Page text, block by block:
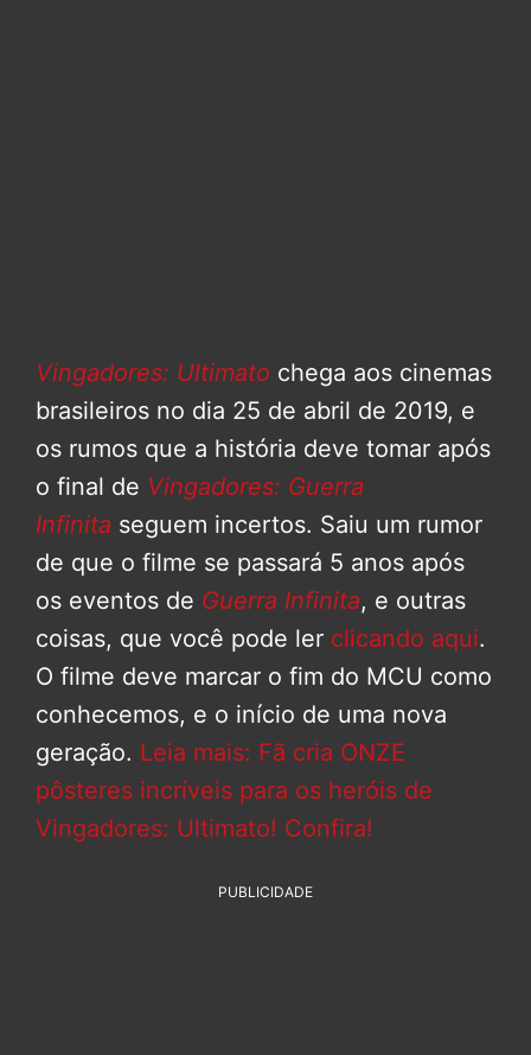
Vingadores: Ultimato chega aos cinemas
brasileiros no dia 25 de abril de 2019, e
os rumos que a história deve tomar após
o final de Vingadores: Guerra
Infinita seguem incertos. Saiu um rumor
de que o filme se passará 5 anos após
os eventos de Guerra Infinita, e outras
coisas, que você pode ler clicando aqui.
O filme deve marcar o fim do MCU como
conhecemos, e o início de uma nova
geração. Leia mais: Fã cria ONZE
pôsteres incríveis para os heróis de
Vingadores: Ultimato! Confira!
PUBLICIDADE